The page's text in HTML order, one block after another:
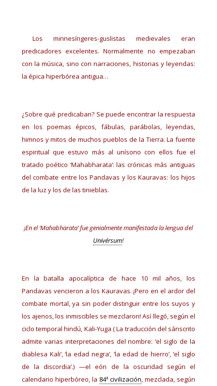
Los minnesíngeres-guslistas medievales eran
predicadores excelentes. Normalmente no empezaban
con la música, sino con narraciones, historias y leyendas:
la épica hiperbórea antigua…
¿Sobre qué predicaban? Se puede encontrar la respuesta
en los poemas épicos, fábulas, parábolas, leyendas,
himnos y mitos de muchos pueblos de la Tierra. La fuente
espiritual que estuvo más al unísono con ellos fue el
tratado poético ‘Mahabharata’: las crónicas más antiguas
del combate entre los Pandavas y los Kauravas: los hijos
de la luz y los de las tinieblas.
¡En el ‘Mahabharata’ fue genialmente manifestada la lengua del
Univérsum!
En la batalla apocalíptica de hace 10 mil años, los
Pandavas vencieron a los Kauravas. ¡Pero en el ardor del
combate mortal, ya sin poder distinguir entre los suyos y
los ajenos, los inmiscibles se mezclaron! Así llegó, según el
ciclo temporal hindú, Kali-Yuga ( La traducción del sánscrito
admite varias interpretaciones del nombre: ‘el siglo de la
diablesa Kali’, ‘la edad negra’, ‘la edad de hierro’, ‘el siglo
de la discordia’.) —el eón de la oscuridad según el
calendario hiperbóreo, la 84ª civilización, mezclada, según